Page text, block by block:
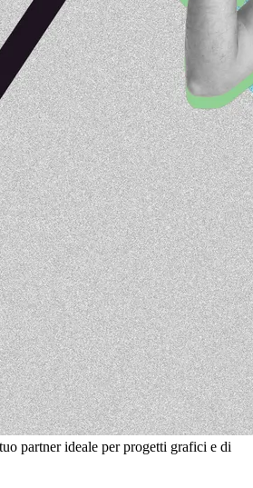
partner ideale per progetti grafici e di